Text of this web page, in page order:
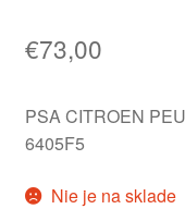
€73,00
PSA CITROEN
6405F5
Nie je na sklade